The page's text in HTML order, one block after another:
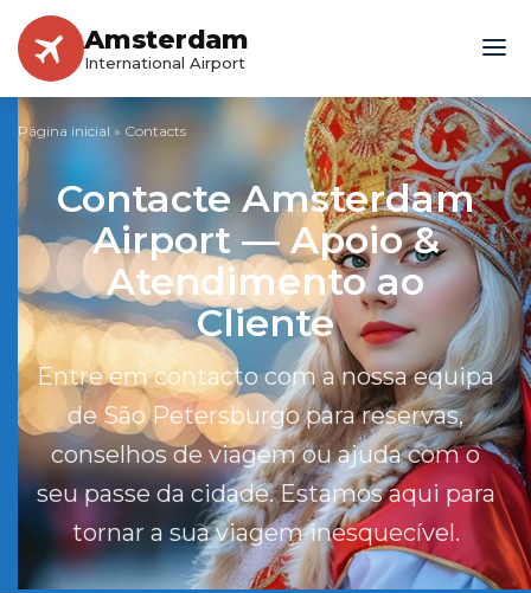
Amsterdam
International Airport
Página inicial » Contacts
Contacte Amsterdam
Airport — Apoio &
Atendimento ao
Cliente
Entre em contacto com a nossa equipa
de São Petersburgo para reservas,
conselhos de viagem ou ajuda com o
seu passe da cidade. Estamos aqui para
tornar a sua viagem inesquecível.